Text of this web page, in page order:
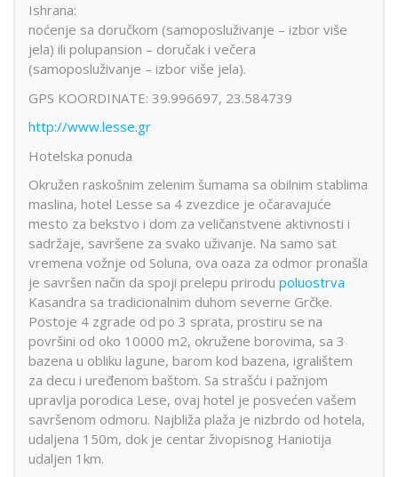
Ishrana:
noćenje sa doručkom (samoposluživanje – izbor više
jela) ili polupansion – doručak i večera
(samoposluživanje – izbor više jela).
GPS KOORDINATE: 39.996697, 23.584739
http://www.lesse.gr
Hotelska ponuda
Okružen raskošnim zelenim šumama sa obilnim stablima
maslina, hotel Lesse sa 4 zvezdice je očaravajuće
mesto za bekstvo i dom za veličanstvene aktivnosti i
sadržaje, savršene za svako uživanje. Na samo sat
vremena vožnje od Soluna, ova oaza za odmor pronašla
je savršen način da spoji prelepu prirodu poluostrva
Kasandra sa tradicionalnim duhom severne Grčke.
Postoje 4 zgrade od po 3 sprata, prostiru se na
površini od oko 10000 m2, okružene borovima, sa 3
bazena u obliku lagune, barom kod bazena, igralištem
za decu i uređenom baštom. Sa strašću i pažnjom
upravlja porodica Lese, ovaj hotel je posvećen vašem
savršenom odmoru. Najbliža plaža je nizbrdo od hotela,
udaljena 150m, dok je centar živopisnog Haniotija
udaljen 1km.